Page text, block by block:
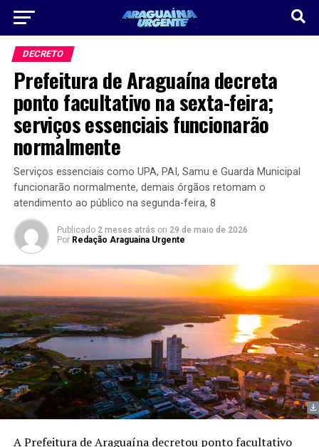
DECRETO
Prefeitura de Araguaína decreta
ponto facultativo na sexta-feira;
serviços essenciais funcionarão
normalmente
Serviços essenciais como UPA, PAI, Samu e Guarda Municipal
funcionarão normalmente, demais órgãos retomam o
atendimento ao público na segunda-feira, 8
Publicado 2 meses atrás on 29 de maio de 2026
Por Redação Araguaina Urgente
A Prefeitura de Araguaína decretou ponto facultativo